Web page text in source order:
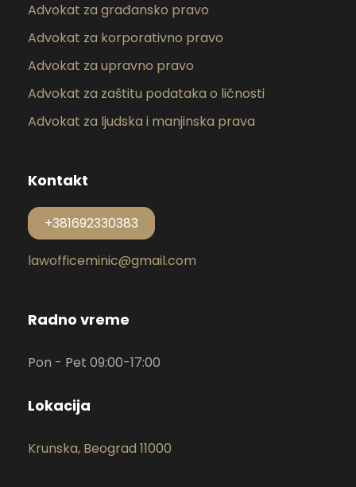
Advokat za građansko pravo
Advokat za korporativno pravo
Advokat za upravno pravo
Advokat za zaštitu podataka o ličnosti
Advokat za ljudska i manjinska prava
Kontakt
+381692330383
lawofficeminic@gmail.com
Radno vreme
Pon - Pet 09:00-17:00
Lokacija
Krunska, Beograd 11000